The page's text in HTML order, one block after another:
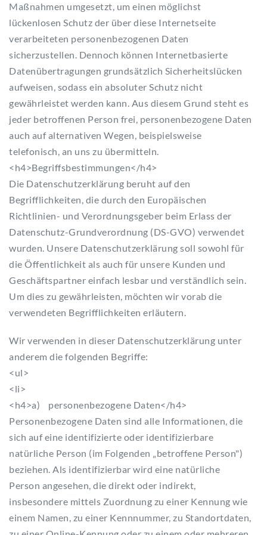
Maßnahmen umgesetzt, um einen möglichst
lückenlosen Schutz der über diese Internetseite
verarbeiteten personenbezogenen Daten
sicherzustellen. Dennoch können Internetbasierte
Datenübertragungen grundsätzlich Sicherheitslücken
aufweisen, sodass ein absoluter Schutz nicht
gewährleistet werden kann. Aus diesem Grund steht es
jeder betroffenen Person frei, personenbezogene Daten
auch auf alternativen Wegen, beispielsweise
telefonisch, an uns zu übermitteln.
<h4>Begriffsbestimmungen</h4>
Die Datenschutzerklärung beruht auf den
Begrifflichkeiten, die durch den Europäischen
Richtlinien- und Verordnungsgeber beim Erlass der
Datenschutz-Grundverordnung (DS-GVO) verwendet
wurden. Unsere Datenschutzerklärung soll sowohl für
die Öffentlichkeit als auch für unsere Kunden und
Geschäftspartner einfach lesbar und verständlich sein.
Um dies zu gewährleisten, möchten wir vorab die
verwendeten Begrifflichkeiten erläutern.
Wir verwenden in dieser Datenschutzerklärung unter
anderem die folgenden Begriffe:
<ul>
<li>
<h4>a) personenbezogene Daten</h4>
Personenbezogene Daten sind alle Informationen, die
sich auf eine identifizierte oder identifizierbare
natürliche Person (im Folgenden „betroffene Person")
beziehen. Als identifizierbar wird eine natürliche
Person angesehen, die direkt oder indirekt,
insbesondere mittels Zuordnung zu einer Kennung wie
einem Namen, zu einer Kennnummer, zu Standortdaten,